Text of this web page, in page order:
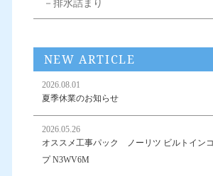
－排水詰まり
NEW ARTICLE
2026.08.01
夏季休業のお知らせ
2026.05.26
オススメ工事パック ノーリツ ビルトインコ
プ N3WV6M